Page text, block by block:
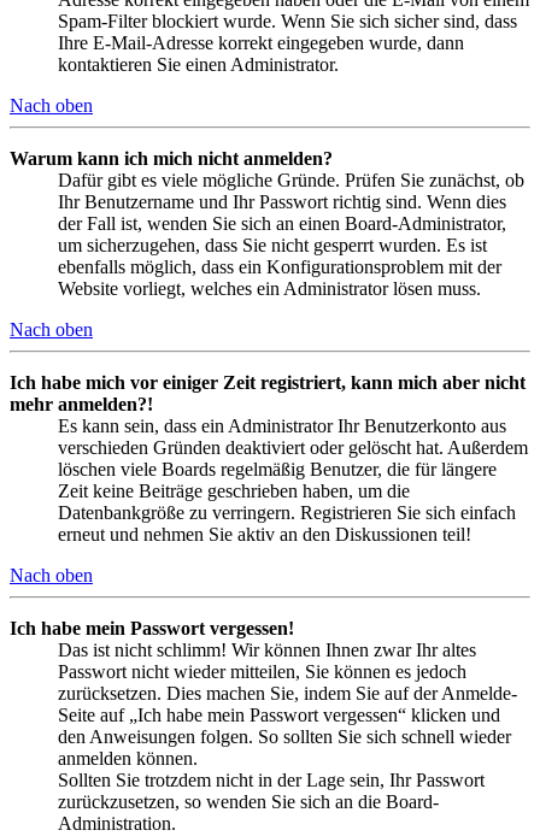
Spam-Filter blockiert wurde. Wenn Sie sich sicher sind, dass
Ihre E-Mail-Adresse korrekt eingegeben wurde, dann
kontaktieren Sie einen Administrator.
Nach oben
Warum kann ich mich nicht anmelden?
Dafür gibt es viele mögliche Gründe. Prüfen Sie zunächst, ob
Ihr Benutzername und Ihr Passwort richtig sind. Wenn dies
der Fall ist, wenden Sie sich an einen Board-Administrator,
um sicherzugehen, dass Sie nicht gesperrt wurden. Es ist
ebenfalls möglich, dass ein Konfigurationsproblem mit der
Website vorliegt, welches ein Administrator lösen muss.
Nach oben
Ich habe mich vor einiger Zeit registriert, kann mich aber nicht
mehr anmelden?!
Es kann sein, dass ein Administrator Ihr Benutzerkonto aus
verschieden Gründen deaktiviert oder gelöscht hat. Außerdem
löschen viele Boards regelmäßig Benutzer, die für längere
Zeit keine Beiträge geschrieben haben, um die
Datenbankgröße zu verringern. Registrieren Sie sich einfach
erneut und nehmen Sie aktiv an den Diskussionen teil!
Nach oben
Ich habe mein Passwort vergessen!
Das ist nicht schlimm! Wir können Ihnen zwar Ihr altes
Passwort nicht wieder mitteilen, Sie können es jedoch
zurücksetzen. Dies machen Sie, indem Sie auf der Anmelde-
Seite auf „Ich habe mein Passwort vergessen“ klicken und
den Anweisungen folgen. So sollten Sie sich schnell wieder
anmelden können.
Sollten Sie trotzdem nicht in der Lage sein, Ihr Passwort
zurückzusetzen, so wenden Sie sich an die Board-
Administration.